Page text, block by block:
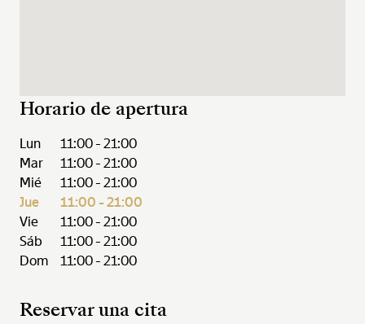
Horario de apertura
Lun
11:00 - 21:00
Mar
11:00 - 21:00
Mié
11:00 - 21:00
Jue
11:00 - 21:00
Vie
11:00 - 21:00
Sáb
11:00 - 21:00
Dom
11:00 - 21:00
Reservar una cita